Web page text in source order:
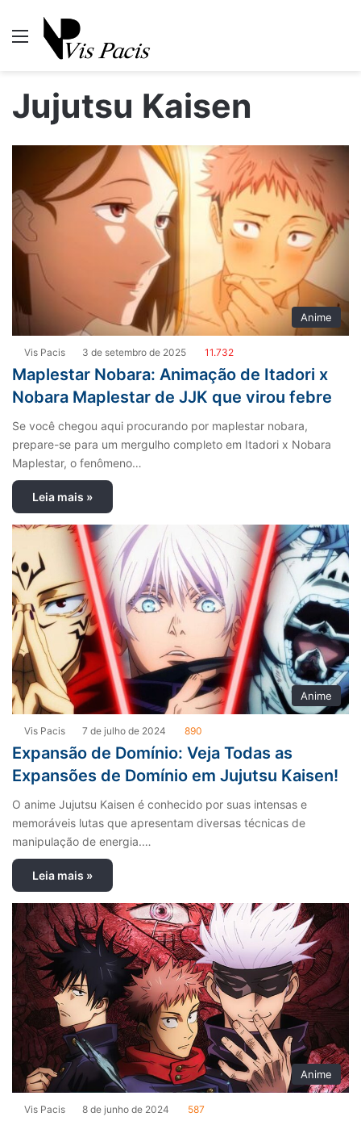
Menu
Jujutsu Kaisen
Anime
Vis Pacis 3 de setembro de 2025 11.732
Maplestar Nobara: Animação de Itadori x
Nobara Maplestar de JJK que virou febre
Se você chegou aqui procurando por maplestar nobara,
prepare-se para um mergulho completo em Itadori x Nobara
Maplestar, o fenômeno…
Leia mais »
Anime
Vis Pacis 7 de julho de 2024 890
Expansão de Domínio: Veja Todas as
Expansões de Domínio em Jujutsu Kaisen!
O anime Jujutsu Kaisen é conhecido por suas intensas e
memoráveis lutas que apresentam diversas técnicas de
manipulação de energia.…
Leia mais »
Anime
Vis Pacis 8 de junho de 2024 587